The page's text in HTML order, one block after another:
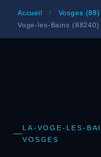
Accueil / Vosges (88)
Voge-les-Bains (88240)
LA-VOGE-LES-
VOSGES